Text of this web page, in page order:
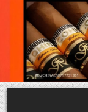
Skip
to